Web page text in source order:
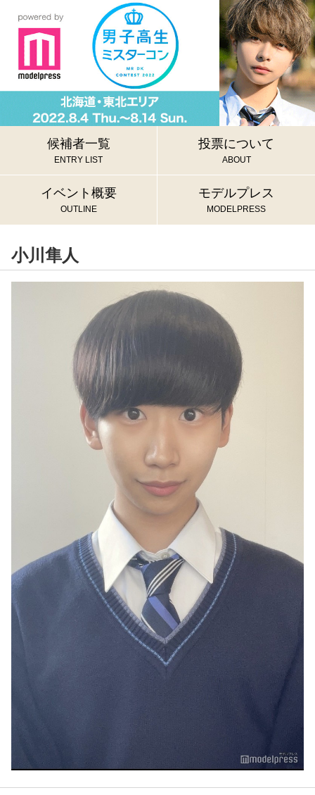
候補者一覧
ENTRY LIST
投票について
ABOUT
イベント概要
OUTLINE
モデルプレス
MODELPRESS
小川隼人